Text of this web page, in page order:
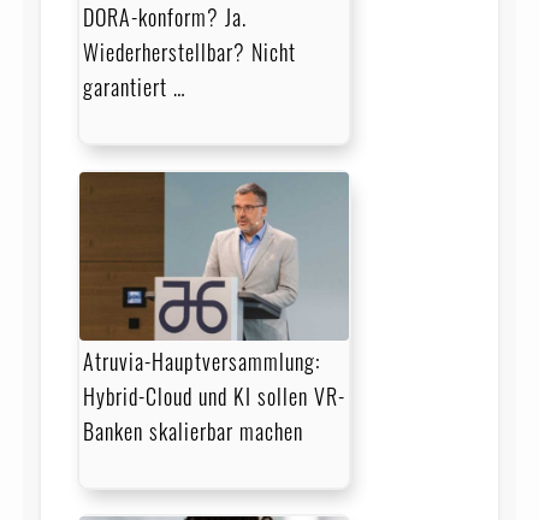
DORA-konform? Ja.
Wiederherstellbar? Nicht
garantiert …
Atruvia-Hauptversammlung:
Hybrid-Cloud und KI sollen VR-
Banken skalierbar machen